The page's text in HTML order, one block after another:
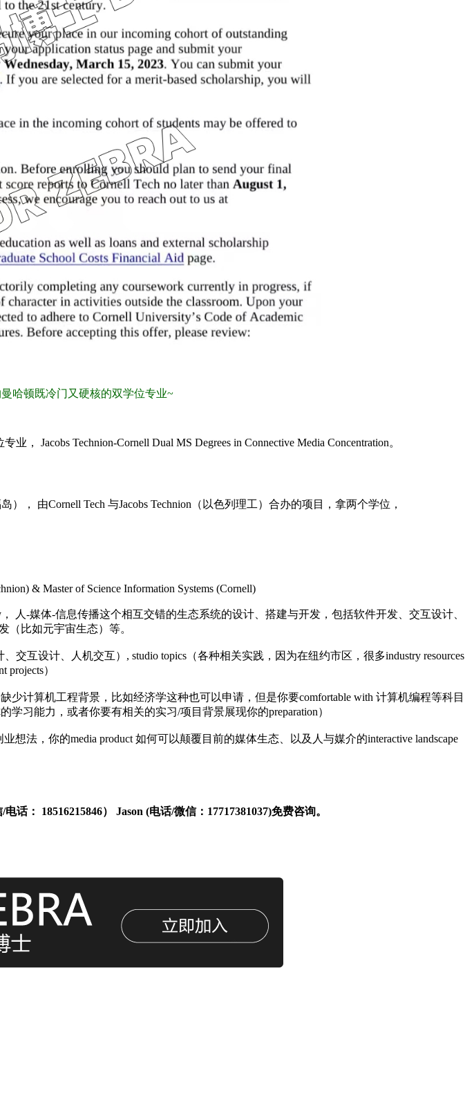
哈顿既冷门又硬核的双学位专业~
Jacobs Technion-Cornell Dual MS Degrees in Connective Media Concentration。
， 由Cornell Tech 与Jacobs Technion（以色列理工）合办的项目，拿两个学位，
& Master of Science Information Systems (Cornell)
人-媒体-信息传播这个相互交错的生态系统的设计、搭建与开发，包括软件开发、交互设计、
（比如元宇宙生态）等。
交互设计、人机交互）, studio topics（各种相关实践，因为在纽约市区，很多industry resources
projects）
计算机工程背景，比如经济学这种也可以申请，但是你要comfortable with 计算机编程等科目
习能力，或者你要有相关的实习/项目背景展现你的preparation）
法，你的media product 如何可以颠覆目前的媒体生态、以及人与媒介的interactive landscape
话： 18516215846） Jason (电话/微信：17717381037)免费咨询。